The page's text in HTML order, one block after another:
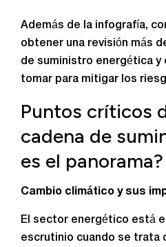
Además de la infografía,
obtener una revisión más
de suministro energética y
tomar para mitigar los
Puntos críticos
cadena de
es el panorama?
Cambio climático y sus
El sector energético está
escrutinio cuando se trata